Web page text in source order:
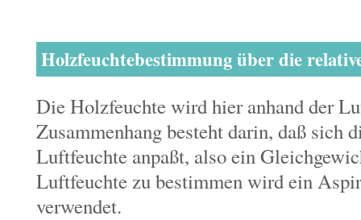
Holzfeuchtebestimmung über die
Die Holzfeuchte wird hier anhand der
Zusammenhang besteht darin, daß sich
Luftfeuchte anpaßt, also ein
Luftfeuchte zu bestimmen wird ein
verwendet.